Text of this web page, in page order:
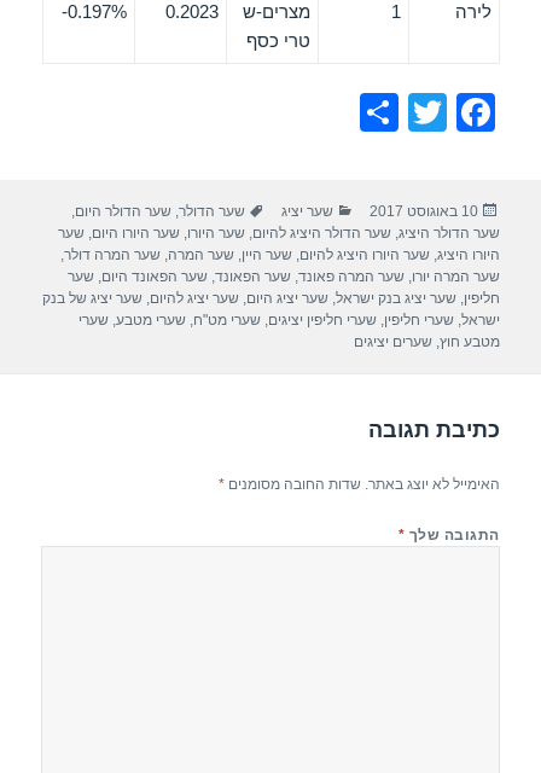
לירה 1
מצרים-ש
טרי כסף
0.2023
0.197%-
F
e
b
o
o
T
er
e
פורסם
בתאריך
10 באוגוסט 2017 קטגוריות
שער יציג תגיות
שער הדולר,שער הדולר היום,
שער הדולר היציג,שער הדולר היציג להיום,שער היורו,שער היורו היום,שער
היורו היציג,שער היורו היציג להיום,שער היין,שער המרה,שער המרה דולר,
שער המרה יורו,שער המרה פאונד,שער הפאונד,שער הפאונד היום,שער
חליפין,שער יציג בנק ישראל,שער יציג היום,שער יציג להיום,שער יציג של בנק
ישראל,שערי חליפין,שערי חליפין יציגים,שערי מט"ח,שערי מטבע,שערי
מטבע חוץ,שערים יציגים
כתיבת תגובה
האימייל לא יוצג באתר. שדות החובה מסומנים*
התגובה שלך *